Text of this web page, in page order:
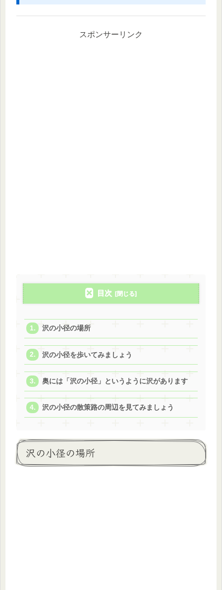
スポンサーリンク
目次
沢の小径の場所
沢の小径を歩いてみましょう
奥には「沢の小径」というように沢があります
沢の小径の散策路の周辺を見てみましょう
沢の小径の場所